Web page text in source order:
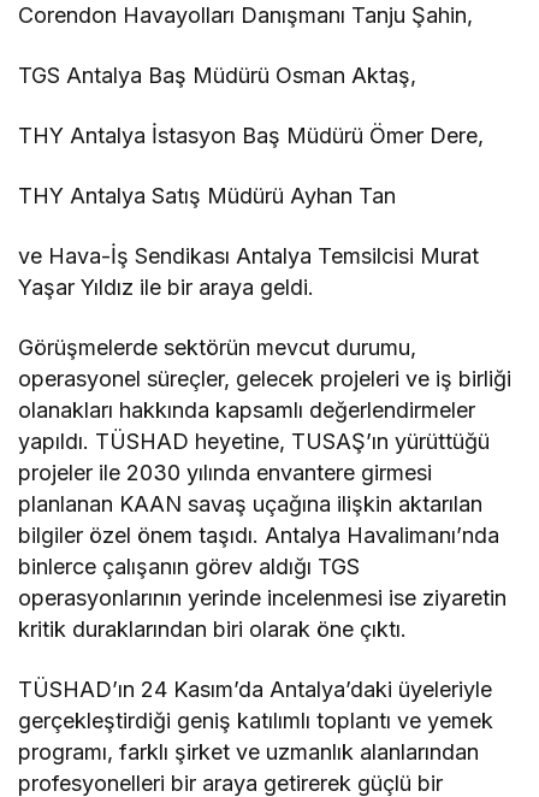
Corendon Havayolları Danışmanı Tanju Şahin,
TGS Antalya Baş Müdürü Osman Aktaş,
THY Antalya İstasyon Baş Müdürü Ömer Dere,
THY Antalya Satış Müdürü Ayhan Tan
ve Hava-İş Sendikası Antalya Temsilcisi Murat
Yaşar Yıldız ile bir araya geldi.
Görüşmelerde sektörün mevcut durumu,
operasyonel süreçler, gelecek projeleri ve iş birliği
olanakları hakkında kapsamlı değerlendirmeler
yapıldı. TÜSHAD heyetine, TUSAŞ’ın yürüttüğü
projeler ile 2030 yılında envantere girmesi
planlanan KAAN savaş uçağına ilişkin aktarılan
bilgiler özel önem taşıdı. Antalya Havalimanı’nda
binlerce çalışanın görev aldığı TGS
operasyonlarının yerinde incelenmesi ise ziyaretin
kritik duraklarından biri olarak öne çıktı.
TÜSHAD’ın 24 Kasım’da Antalya’daki üyeleriyle
gerçekleştirdiği geniş katılımlı toplantı ve yemek
programı, farklı şirket ve uzmanlık alanlarından
profesyonelleri bir araya getirerek güçlü bir